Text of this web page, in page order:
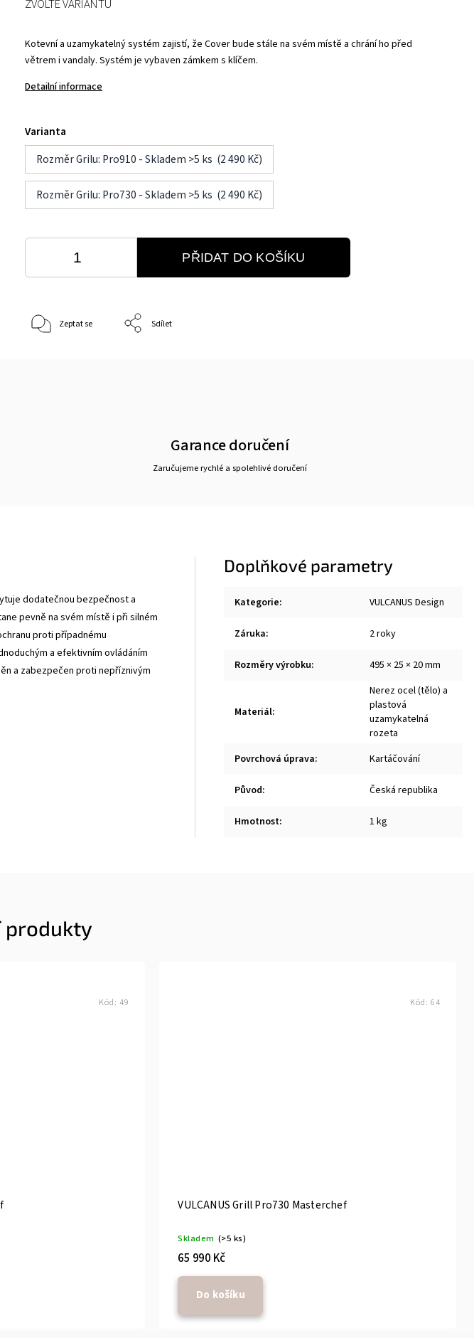
Kotevní a uzamykatelný systém zajistí, že Cover bude stále na svém místě a chrání ho před
větrem i vandaly. Systém je vybaven zámkem s klíčem.
Detailní informace
Varianta
Rozměr Grilu: Pro910 - Skladem >5 ks (2 490 Kč)
Rozměr Grilu: Pro730 - Skladem >5 ks (2 490 Kč)
ZVOLTE VARIANTU
PŘIDAT DO KOŠÍKU
Zeptat se Sdílet
Garance doručení
Zaručujeme rychlé a spolehlivé doručení
dodatečnou bezpečnost a
pevně na svém místě i při silném
proti případnému
a efektivním ovládáním
a zabezpečen proti nepříznivým
Doplňkové parametry
Kategorie: VULCANUS Design
Záruka: 2 roky
Rozměry výrobku: 495 × 25 × 20 mm
Materiál:
Nerez ocel (tělo) a
plastová
uzamykatelná
rozeta
Povrchová úprava: Kartáčování
Původ: Česká republika
Hmotnost: 1 kg
produkty
Kód: 49
VULCANUS Grill Pro730 Masterchef
Skladem (>5 ks)
65 990 Kč
Do košíku
Kód: 64